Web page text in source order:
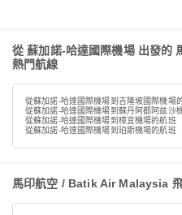
從 蘇加諾-哈達國際機場 出發
熱門航線
從蘇加諾-哈達國際機場到吉隆坡國際機場
從蘇加諾-哈達國際機場到蘇丹阿都阿兹沙
從蘇加諾-哈達國際機場到樟宜機場的航班
從蘇加諾-哈達國際機場到珀斯機場的航班
馬印航空 / Batik Air Malaysia